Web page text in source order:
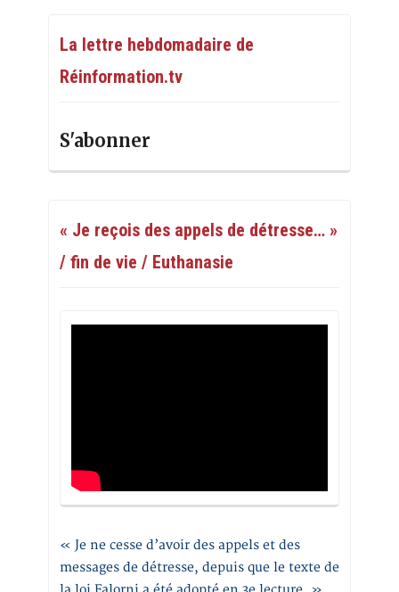
La lettre hebdomadaire de
Réinformation.tv
S'abonner
« Je reçois des appels de détresse… »
/ fin de vie / Euthanasie
« Je ne cesse d’avoir des appels et des
messages de détresse, depuis que le texte de